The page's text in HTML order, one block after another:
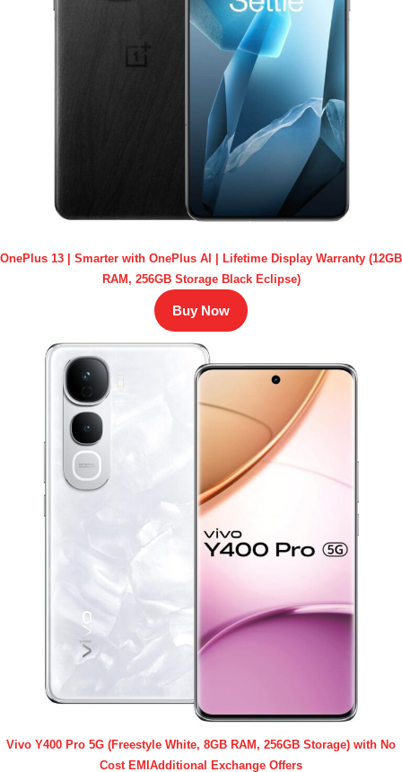
OnePlus 13 | Smarter with OnePlus AI | Lifetime Display Warranty (12GB
RAM, 256GB Storage Black Eclipse)
Buy Now
Vivo Y400 Pro 5G (Freestyle White, 8GB RAM, 256GB Storage) with No
Cost EMIAdditional Exchange Offers